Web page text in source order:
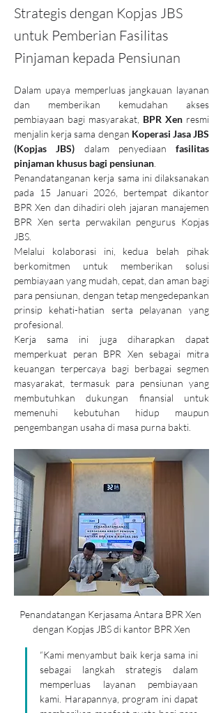
Strategis dengan Kopjas JBS
untuk Pemberian Fasilitas
Pinjaman kepada Pensiunan
Dalam upaya memperluas jangkauan layanan
dan memberikan kemudahan akses
pembiayaan bagi masyarakat, BPR Xen resmi
menjalin kerja sama dengan Koperasi Jasa JBS
(Kopjas JBS) dalam penyediaan fasilitas
pinjaman khusus bagi pensiunan
Penandatanganan kerja sama ini dilaksanakan
pada 15 Januari 2026, bertempat dikantor
BPR Xen dan dihadiri oleh jajaran manajemen
BPR Xen serta perwakilan pengurus Kopjas
JBS.
Melalui kolaborasi ini, kedua belah pihak
berkomitmen untuk memberikan solusi
pembiayaan yang mudah, cepat, dan aman bagi
para pensiunan, dengan tetap mengedepankan
prinsip kehati-hatian serta pelayanan yang
profesional.
Kerja sama ini juga diharapkan dapat
memperkuat peran BPR Xen sebagai mitra
keuangan terpercaya bagi berbagai segmen
masyarakat, termasuk para pensiunan yang
membutuhkan dukungan finansial untuk
memenuhi kebutuhan hidup maupun
pengembangan usaha di masa purna bakti.
Penandatangan Kerjasama Antara BPR Xen
dengan Kopjas JBS di kantor BPR Xen
“Kami menyambut baik kerja sama ini
sebagai langkah strategis dalam
memperluas layanan pembiayaan
kami. Harapannya, program ini dapat